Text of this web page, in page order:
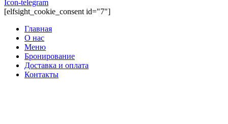
Icon-telegram
[elfsight_cookie_consent id="7"]
Главная
О нас
Меню
Бронирование
Доставка и оплата
Контакты